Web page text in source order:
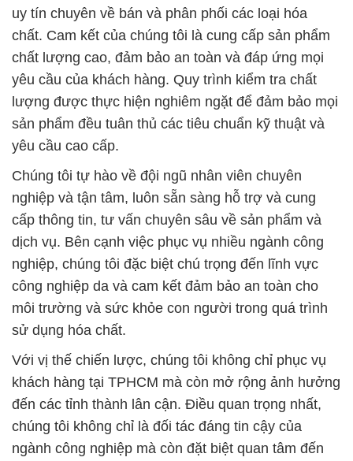
uy tín chuyên về bán và phân phối các loại hóa
chất. Cam kết của chúng tôi là cung cấp sản phẩm
chất lượng cao, đảm bảo an toàn và đáp ứng mọi
yêu cầu của khách hàng. Quy trình kiểm tra chất
lượng được thực hiện nghiêm ngặt để đảm bảo mọi
sản phẩm đều tuân thủ các tiêu chuẩn kỹ thuật và
yêu cầu cao cấp.
Chúng tôi tự hào về đội ngũ nhân viên chuyên
nghiệp và tận tâm, luôn sẵn sàng hỗ trợ và cung
cấp thông tin, tư vấn chuyên sâu về sản phẩm và
dịch vụ. Bên cạnh việc phục vụ nhiều ngành công
nghiệp, chúng tôi đặc biệt chú trọng đến lĩnh vực
công nghiệp da và cam kết đảm bảo an toàn cho
môi trường và sức khỏe con người trong quá trình
sử dụng hóa chất.
Với vị thế chiến lược, chúng tôi không chỉ phục vụ
khách hàng tại TPHCM mà còn mở rộng ảnh hưởng
đến các tỉnh thành lân cận. Điều quan trọng nhất,
chúng tôi không chỉ là đối tác đáng tin cậy của
ngành công nghiệp mà còn đặt biệt quan tâm đến